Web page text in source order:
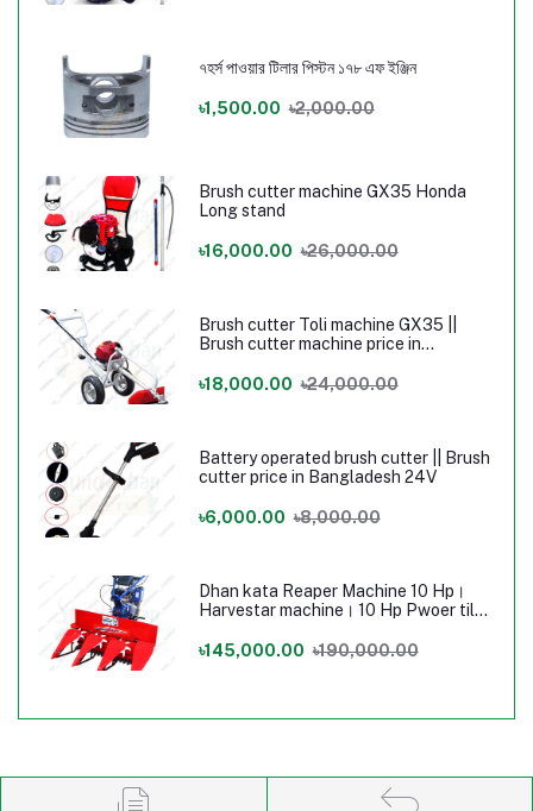
৭হর্স পাওয়ার টিলার পিস্টন ১৭৮ এফ ইঞ্জিন
৳1,500.00 ৳2,000.00
Brush cutter machine GX35 Honda
Long stand
৳16,000.00 ৳26,000.00
Brush cutter Toli machine GX35 ||
Brush cutter machine price in
৳18,000.00 ৳24,000.00
Battery operated brush cutter || Brush
cutter price in Bangladesh 24V
৳6,000.00 ৳8,000.00
Dhan kata Reaper Machine 10 Hp।
Harvestar machine। 10 Hp Pwoer tilar
৳145,000.00 ৳190,000.00